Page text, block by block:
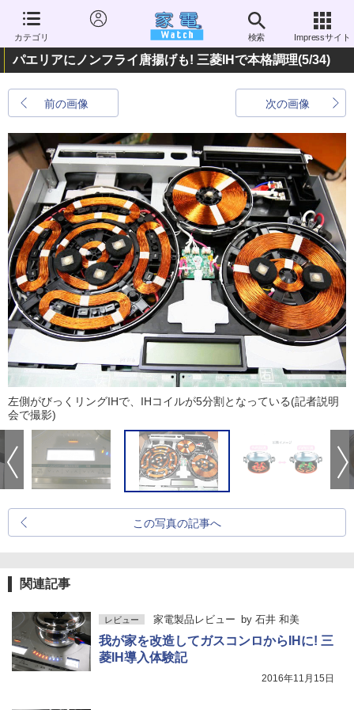
カテゴリ 検索 Impressサイト
パエリアにノンフライ唐揚げも! 三菱IHで本格調理(5/34)
前の画像 次の画像
左側がびっくリングIHで、IHコイルが5分割となっている(記者説明
会で撮影)
この写真の記事へ
関連記事
レビュー 家電製品レビュー by 石井 和美
我が家を改造してガスコンロからIHに! 三
菱IH導入体験記
2016年11月15日